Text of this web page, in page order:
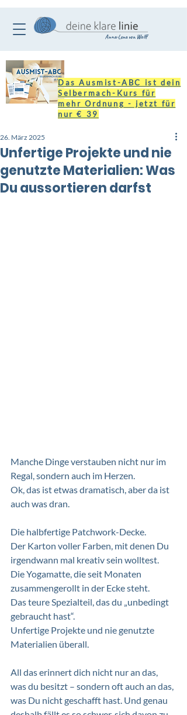
Anna-Lena von Wolff
Das Ausmist-ABC ist dein
Selbermach-Kurs für
mehr Ordnung - jetzt für
nur € 39
Unfertige Projekte und nie
genutzte Materialien: Was
Du aussortieren darfst
26. März 2025
Manche Dinge verstauben nicht nur im
Regal, sondern auch im Herzen.
Ok, das ist etwas dramatisch, aber da ist
auch was dran.
Die halbfertige Patchwork-Decke.
Der Karton voller Farben, mit denen Du
irgendwann mal kreativ sein wolltest.
Die Yogamatte, die seit Monaten
zusammengerollt in der Ecke steht.
Das teure Spezialteil, das du „unbedingt
gebraucht hast“.
Unfertige Projekte und nie genutzte
Materialien überall.
All das erinnert dich nicht nur an das,
was du besitzt – sondern oft auch an das,
was Du nicht geschafft hast. Und genau